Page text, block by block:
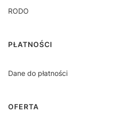
RODO
PŁATNOŚCI
Dane do płatności
OFERTA